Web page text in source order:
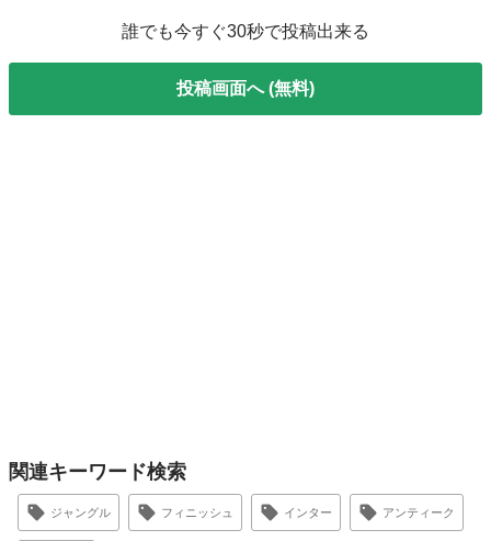
誰でも今すぐ30秒で投稿出来る
投稿画面へ (無料)
関連キーワード検索
ジャングル フィニッシュ インター アンティーク